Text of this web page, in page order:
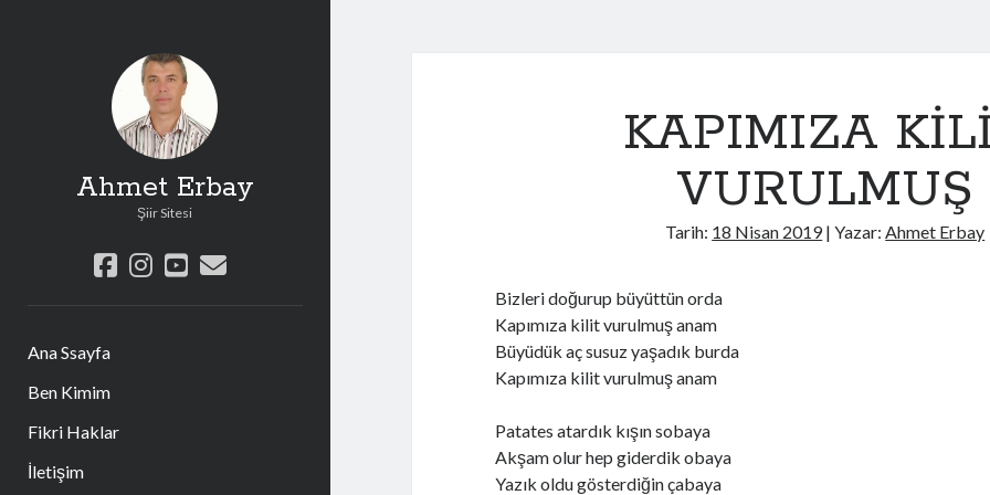
Ahmet Erbay
Şiir Sitesi
facebook
instagram
youtube
e-
Ana Ssayfa
Ben Kimim
Fikri Haklar
İletişim
KAPIMIZA
VURULMUŞ
Tarih: 18 Nisan 2019| Yazar:Ahmet Erbay
Bizleri doğurup büyüttün orda
Kapımıza kilit vurulmuş anam
Büyüdük aç susuz yaşadık burda
Kapımıza kilit vurulmuş anam
Patates atardık kışın sobaya
Akşam olur hep giderdik obaya
Yazık oldu gösterdiğin çabaya